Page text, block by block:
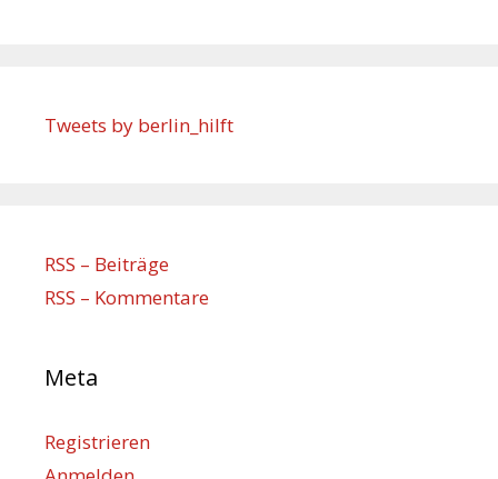
Tweets by berlin_hilft
RSS – Beiträge
RSS – Kommentare
Meta
Registrieren